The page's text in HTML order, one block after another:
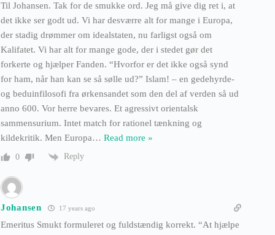
Til Johansen. Tak for de smukke ord. Jeg må give dig ret i, at
det ikke ser godt ud. Vi har desværre alt for mange i Europa,
der stadig drømmer om idealstaten, nu farligst også om
Kalifatet. Vi har alt for mange gode, der i stedet gør det
forkerte og hjælper Fanden. “Hvorfor er det ikke også synd
for ham, når han kan se så sølle ud?” Islam! – en gedehyrde-
og beduinfilosofi fra ørkensandet som den del af verden så ud
anno 600. Vor herre bevares. Et agressivt orientalsk
sammensurium. Intet match for rationel tænkning og
kildekritik. Men Europa… Read more »
0 Reply
Johansen 17 years ago
Emeritus Smukt formuleret og fuldstændig korrekt. “At hjælpe